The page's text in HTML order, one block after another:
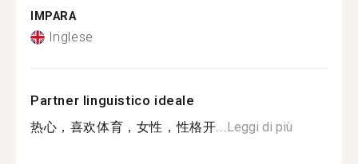
IMPARA
Inglese
Partner linguistico ideale
热心，喜欢体育，女性，性格开...Leggi di più